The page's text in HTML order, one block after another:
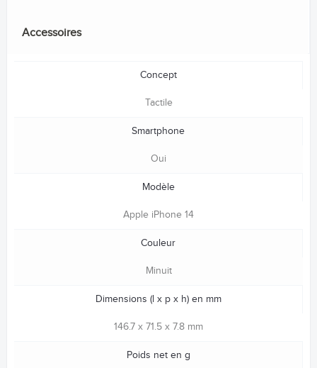
Accessoires
Concept
Tactile
Smartphone
Oui
Modèle
Apple iPhone 14
Couleur
Minuit
Dimensions (l x p x h) en mm
146.7 x 71.5 x 7.8 mm
Poids net en g